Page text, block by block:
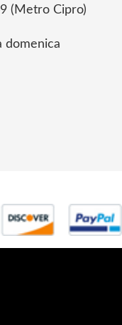
(Metro Cipro)
domenica